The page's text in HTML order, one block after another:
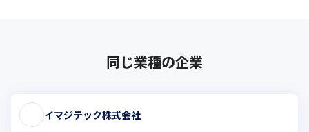
同じ業種の企業
イマジテック株式会社